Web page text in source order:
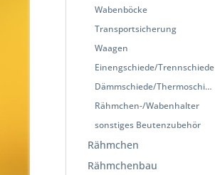
Wabenböcke
Transportsicherung
Waagen
Einengschiede/Trennschiede
Dämmschiede/Thermoschiede
Rähmchen-/Wabenhalter
sonstiges Beutenzubehör
Rähmchen
Rähmchenbau